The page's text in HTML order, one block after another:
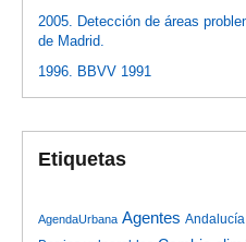
2005. Detección de áreas
de Madrid.
1996. BBVV 1991
Etiquetas
AgendaUrbana Agentes Andalucía